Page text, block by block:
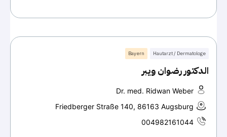
Hautarzt / Dermatologe
Bayern
الدكتور رضوان ويبر
Dr. med. Ridwan Weber
Friedberger Straße 140, 86163 Augsburg
004982161044